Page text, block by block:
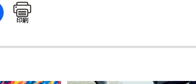
印刷